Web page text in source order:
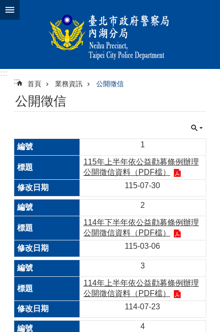
跳到主要內容區塊
:::
:::
首頁 業務資訊 公開徵信
公開徵信
1
115年上半年依公益勸募條例辦理
公開徵信資料（PDF檔）
115-07-30
2
114年下半年依公益勸募條例辦理
公開徵信資料（PDF檔）
115-03-06
3
114年上半年依公益勸募條例辦理
公開徵信資料（PDF檔）
114-07-23
4